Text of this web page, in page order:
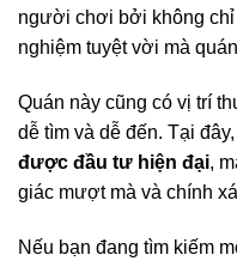
người chơi bởi không
nghiệm tuyệt vời mà
Quán này cũng có vị trí
dễ tìm và dễ đến. Tại
được đầu tư hiện đại,
giác mượt mà và chính
Nếu bạn đang tìm kiếm